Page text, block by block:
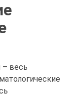
– весь